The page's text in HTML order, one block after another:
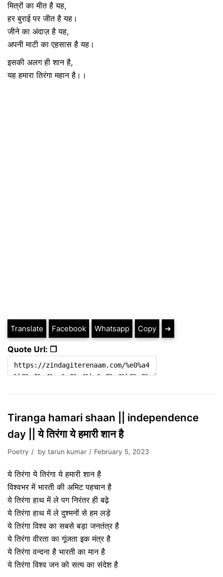
मित्रों का मीत है यह,
हर बुराई पर जीत है यह।
जीने का अंदाज़ है यह,
अपनी माटी का एहसास है यह।
इसकी अलग ही शान है,
यह हमारा तिरंगा महान है।।
Translate Facebook Whatsapp Copy ➔
Quote Url: ❐
Tiranga hamari shaan || independence
day || ये तिरंगा ये हमारी शान है
Poetry by tarun kumar February 5, 2023
ये तिरंगा ये तिरंगा ये हमारी शान है
विश्वभर में भारती की अमिट पहचान है
ये तिरंगा हाथ में ले पग निरंतर ही बढ़े
ये तिरंगा हाथ में ले दुश्मनों से हम लड़े
ये तिरंगा विश्व का सबसे बड़ा जनतंत्र है
ये तिरंगा वीरता का गूंजता इक मंत्र है
ये तिरंगा वन्दना है भारती का मान है
ये तिरंगा विश्व जन को सत्य का संदेश है